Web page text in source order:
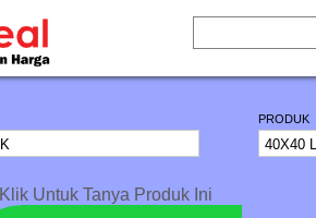
PRODUK
Klik Untuk Tanya Produk Ini